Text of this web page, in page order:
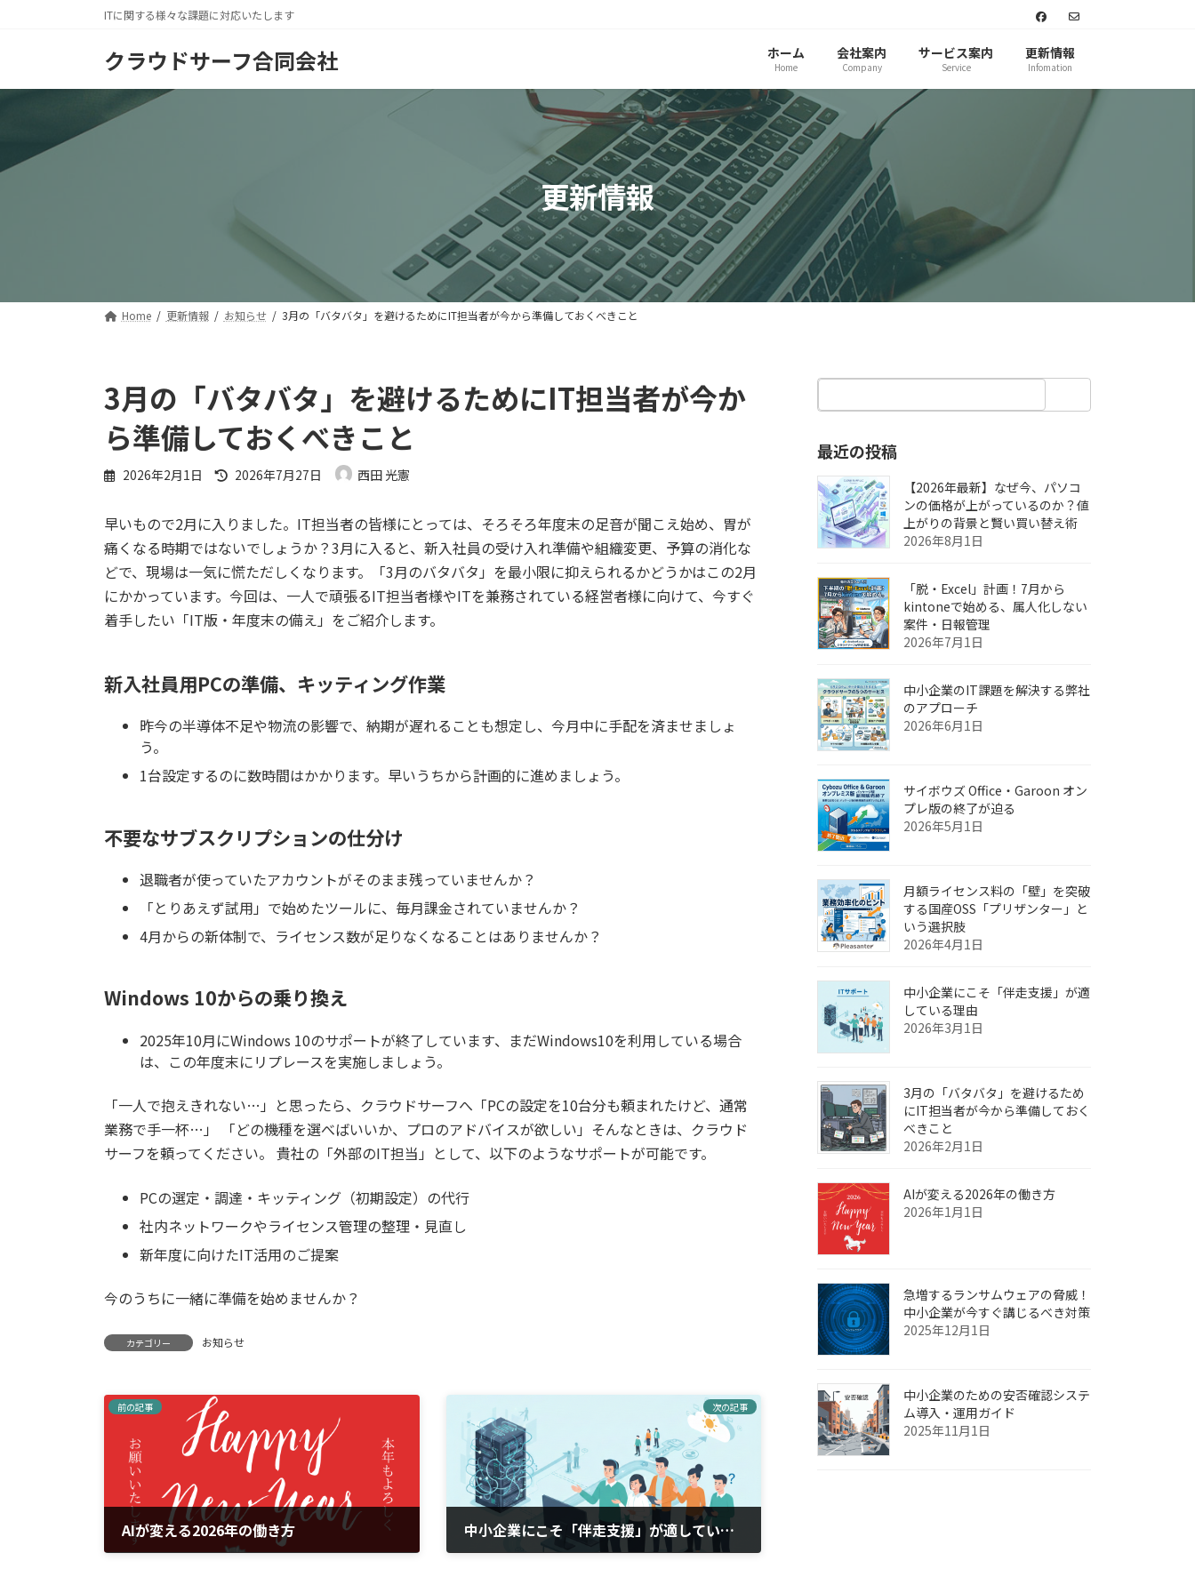
ツ
シ
ITに関する様々な課題に対応いたします
クラウドサーフ合同会社 ホーム
Home
会社案内
Company
サービス案内
Service
更新情報
Infomation
更新情報
Home 更新情報 お知らせ 3月の「バタバタ」を避けるためにIT担当者が今から準備しておくべきこと
3月の「バタバタ」を避けるためにIT担当者が今か
ら準備しておくべきこと
2026年2月1日
最
新
日
時
:
2026年7月27日 西田 光憲
早いもので2月に入りました。IT担当者の皆様にとっては、そろそろ年度末の足音が聞こえ始め、胃が
痛くなる時期ではないでしょうか？3月に入ると、新入社員の受け入れ準備や組織変更、予算の消化な
どで、現場は一気に慌ただしくなります。「3月のバタバタ」を最小限に抑えられるかどうかはこの2月
にかかっています。今回は、一人で頑張るIT担当者様やITを兼務されている経営者様に向けて、今すぐ
着手したい「IT版・年度末の備え」をご紹介します。
新入社員用PCの準備、キッティング作業
昨今の半導体不足や物流の影響で、納期が遅れることも想定し、今月中に手配を済ませましょ
う。
1台設定するのに数時間はかかります。早いうちから計画的に進めましょう。
不要なサブスクリプションの仕分け
退職者が使っていたアカウントがそのまま残っていませんか？
「とりあえず試用」で始めたツールに、毎月課金されていませんか？
4月からの新体制で、ライセンス数が足りなくなることはありませんか？
Windows 10からの乗り換え
2025年10月にWindows 10のサポートが終了しています、まだWindows10を利用している場合
は、この年度末にリプレースを実施しましょう。
「一人で抱えきれない…」と思ったら、クラウドサーフへ「PCの設定を10台分も頼まれたけど、通常
業務で手一杯…」 「どの機種を選べばいいか、プロのアドバイスが欲しい」そんなときは、クラウド
サーフを頼ってください。 貴社の「外部のIT担当」として、以下のようなサポートが可能です。
PCの選定・調達・キッティング（初期設定）の代行
社内ネットワークやライセンス管理の整理・見直し
新年度に向けたIT活用のご提案
今のうちに一緒に準備を始めませんか？
カテゴリー お知らせ
前の記事
AIが変える2026年の働き方
次の記事
中小企業にこそ「伴走支援」が適している理由
最近の投稿
【2026年最新】なぜ今、パソコ
ンの価格が上がっているのか？値
上がりの背景と賢い買い替え術
2026年8月1日
「脱・Excel」計画！7月から
kintoneで始める、属人化しない
案件・日報管理
2026年7月1日
中小企業のIT課題を解決する弊社
のアプローチ
2026年6月1日
サイボウズ Office・Garoon オン
プレ版の終了が迫る
2026年5月1日
月額ライセンス料の「壁」を突破
する国産OSS「プリザンター」と
いう選択肢
2026年4月1日
中小企業にこそ「伴走支援」が適
している理由
2026年3月1日
3月の「バタバタ」を避けるため
にIT担当者が今から準備しておく
べきこと
2026年2月1日
AIが変える2026年の働き方
2026年1月1日
急増するランサムウェアの脅威！
中小企業が今すぐ講じるべき対策
2025年12月1日
中小企業のための安否確認システ
ム導入・運用ガイド
2025年11月1日